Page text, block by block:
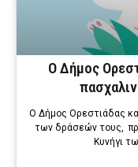
Ο Δήμος
Ο Δήμος Ορεστιάδας
των δράσεών τους,
Κυνήγι